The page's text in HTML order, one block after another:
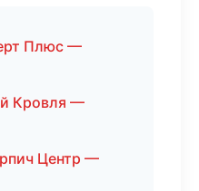
Плюс —
Кровля —
Центр —